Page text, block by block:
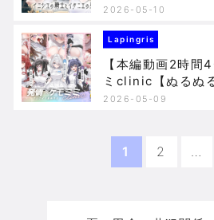
2026-05-10
Lapingris
【本編動画2時間
ミclinic【ぬるぬ
ョン×豪華声優陣
2026-05-09
1 2 …